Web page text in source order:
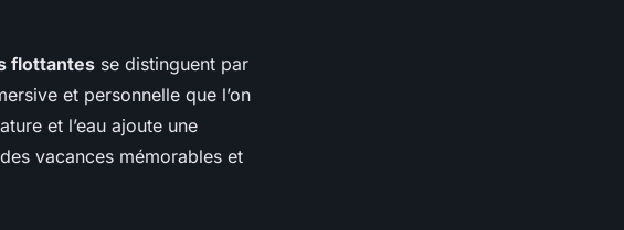
flottantes se distinguent par
et personnelle que l’on
et l’eau ajoute une
vacances mémorables et